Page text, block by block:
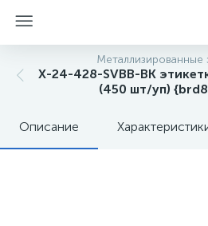
Металлизированные
X-24-428-SVBB-BK
(450 шт/уп)
Описание